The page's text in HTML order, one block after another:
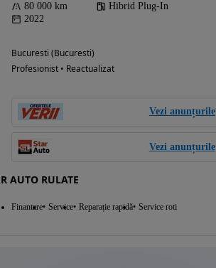
80 000 km
Hibrid Plug-In
2022
Bucuresti (Bucuresti)
Profesionist • Reactualizat
Vezi anunțurile
Vezi anunțurile
AUTO RULATE
Finantare Service Reparație rapidă Service roti